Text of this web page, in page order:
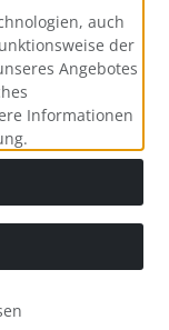
bisherigen Preis
© 2026 by Karl
auch
der
Angebotes
Informationen